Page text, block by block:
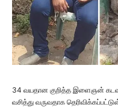
34 வயதான குறித்த இளைஞன்
வசித்து வருவதாக